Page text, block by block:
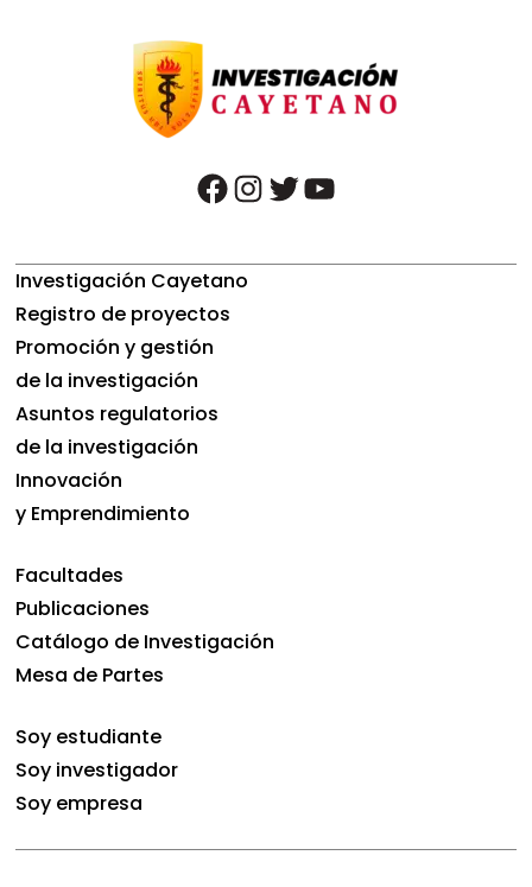
facebook instagram twitter youtube
Investigación Cayetano
Registro de proyectos
Promoción y gestión
de la investigación
Asuntos regulatorios
de la investigación
Innovación
y Emprendimiento
Facultades
Publicaciones
Catálogo de Investigación
Mesa de Partes
Soy estudiante
Soy investigador
Soy empresa